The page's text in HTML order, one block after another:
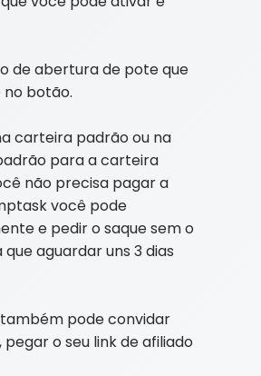
de abertura de pote que
no botão.
carteira padrão ou na
para a carteira
não precisa pagar a
você pode
e pedir o saque sem o
aguardar uns 3 dias
pode convidar
o seu link de afiliado